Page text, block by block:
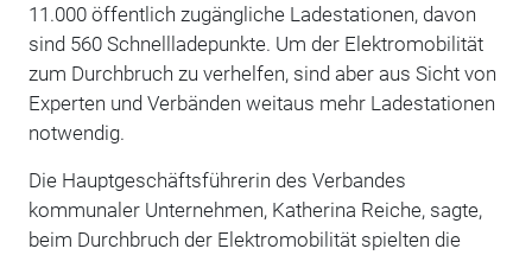
11.000 öffentlich zugängliche Ladestationen, davon
sind 560 Schnellladepunkte. Um der Elektromobilität
zum Durchbruch zu verhelfen, sind aber aus Sicht von
Experten und Verbänden weitaus mehr Ladestationen
notwendig.
Die Hauptgeschäftsführerin des Verbandes
kommunaler Unternehmen, Katherina Reiche, sagte,
beim Durchbruch der Elektromobilität spielten die